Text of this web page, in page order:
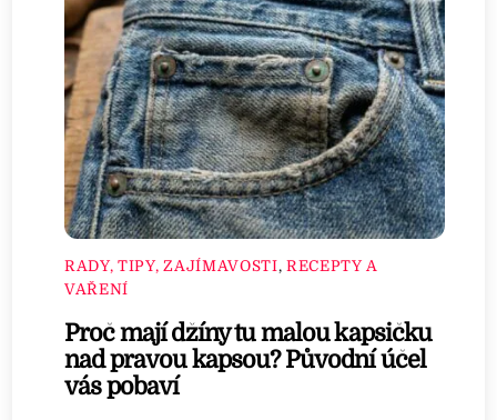
RADY, TIPY, ZAJÍMAVOSTI, RECEPTY A
VAŘENÍ
Proč mají džíny tu malou kapsičku
nad pravou kapsou? Původní účel
vás pobaví